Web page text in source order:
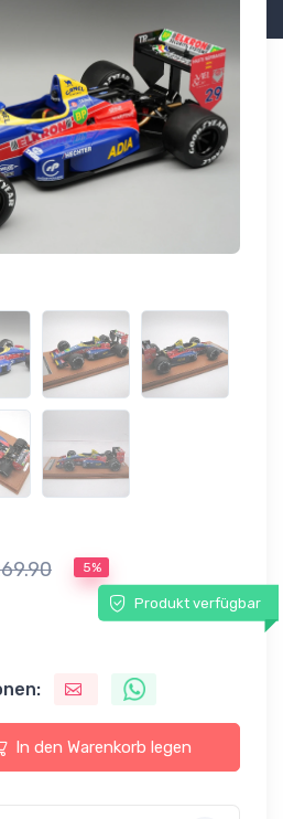
5%
Produkt verfügbar
In den Warenkorb legen